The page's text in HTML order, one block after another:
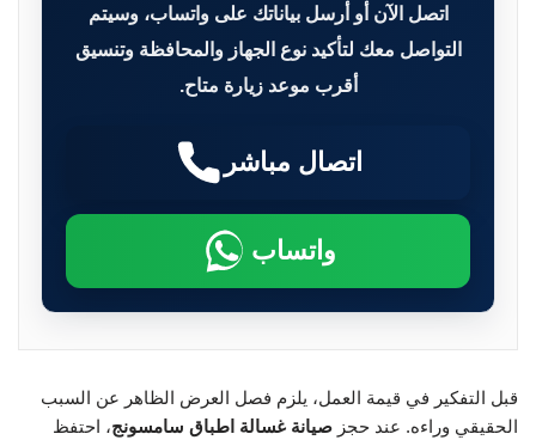
اتصل الآن أو أرسل بياناتك على واتساب، وسيتم
التواصل معك لتأكيد نوع الجهاز والمحافظة وتنسيق
أقرب موعد زيارة متاح.
اتصال مباشر
واتساب
قبل التفكير في قيمة العمل، يلزم فصل العرض الظاهر عن السبب
الحقيقي وراءه. عند حجز صيانة غسالة اطباق سامسونج، احتفظ